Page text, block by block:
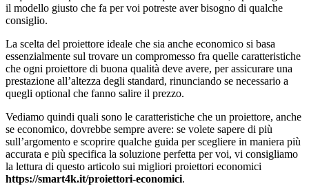
il modello giusto che fa per voi potreste aver bisogno di qualche
consiglio.
La scelta del proiettore ideale che sia anche economico si basa
essenzialmente sul trovare un compromesso fra quelle caratteristiche
che ogni proiettore di buona qualità deve avere, per assicurare una
prestazione all’altezza degli standard, rinunciando se necessario a
quegli optional che fanno salire il prezzo.
Vediamo quindi quali sono le caratteristiche che un proiettore, anche
se economico, dovrebbe sempre avere: se volete sapere di più
sull’argomento e scoprire qualche guida per scegliere in maniera più
accurata e più specifica la soluzione perfetta per voi, vi consigliamo
la lettura di questo articolo sui migliori proiettori economici
https://smart4k.it/proiettori-economici.